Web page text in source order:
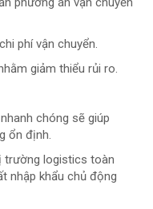
phí vận chuyển.
giảm thiểu rủi ro.
chóng sẽ giúp
ổn định.
trường logistics toàn
nhập khẩu chủ động